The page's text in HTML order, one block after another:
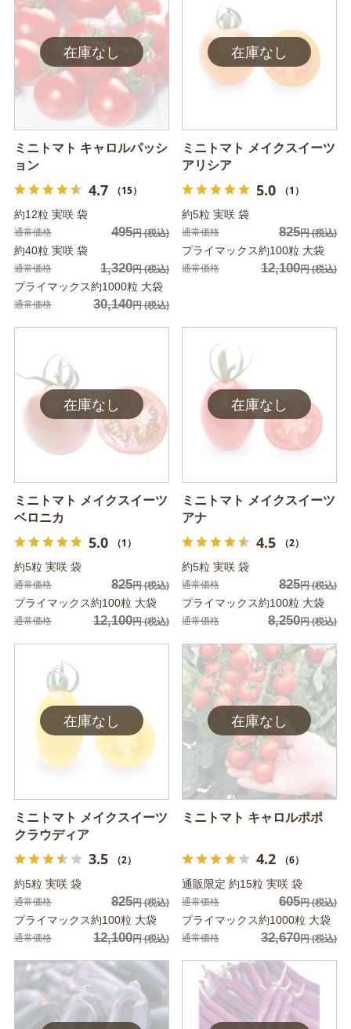
ミニトマト キャロルパッシ
ョン
4.7 （15）
約12粒 実咲 袋
通常価格 495円(税込)
約40粒 実咲 袋
通常価格 1,320円(税込)
プライマックス約1000粒 大袋
通常価格 30,140円(税込)
ミニトマト メイクスイーツ
アリシア
5.0 （1）
約5粒 実咲 袋
通常価格 825円(税込)
プライマックス約100粒 大袋
通常価格 12,100円(税込)
ミニトマト メイクスイーツ
ベロニカ
5.0 （1）
約5粒 実咲 袋
通常価格 825円(税込)
プライマックス約100粒 大袋
通常価格 12,100円(税込)
ミニトマト メイクスイーツ
アナ
4.5 （2）
約5粒 実咲 袋
通常価格 825円(税込)
プライマックス約100粒 大袋
通常価格 8,250円(税込)
ミニトマト メイクスイーツ
クラウディア
3.5 （2）
約5粒 実咲 袋
通常価格 825円(税込)
プライマックス約100粒 大袋
通常価格 12,100円(税込)
ミニトマト キャロルポポ
4.2 （6）
通販限定 約15粒 実咲 袋
通常価格 605円(税込)
プライマックス約1000粒 大袋
通常価格 32,670円(税込)